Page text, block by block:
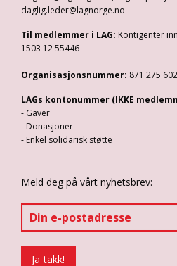
daglig.leder@lagnorge.no
Til medlemmer i LAG: Kontigenter
1503 12 55446
Organisasjonsnummer: 871 275 602
LAGs kontonummer (IKKE
- Gaver
- Donasjoner
- Enkel solidarisk støtte
Meld deg på vårt nyhetsbrev: